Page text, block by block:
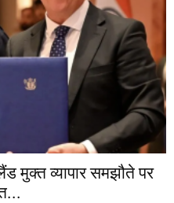
मुक्त व्यापार समझौते पर